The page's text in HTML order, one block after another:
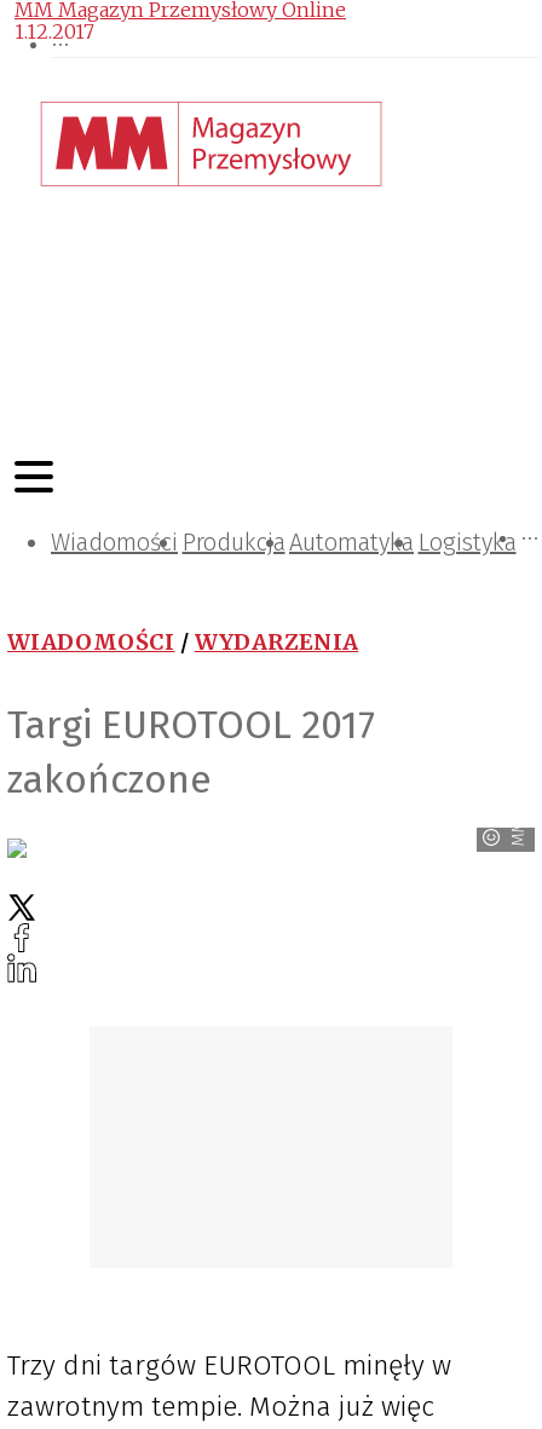
Wiadomości ProdukcjaAutomatyka Logistyka
Projektowanie i konstrukcje
Zarządzanie i IT
Tematy specjalne
WIADOMOŚCI / WYDARZENIA
Targi EUROTOOL 2017
zakończone
MM
MM Magazyn Przemysłowy Online
1.12.2017
Trzy dni targów EUROTOOL minęły w
zawrotnym tempie. Można już więc